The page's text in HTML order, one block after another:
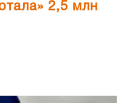
2,5 млн